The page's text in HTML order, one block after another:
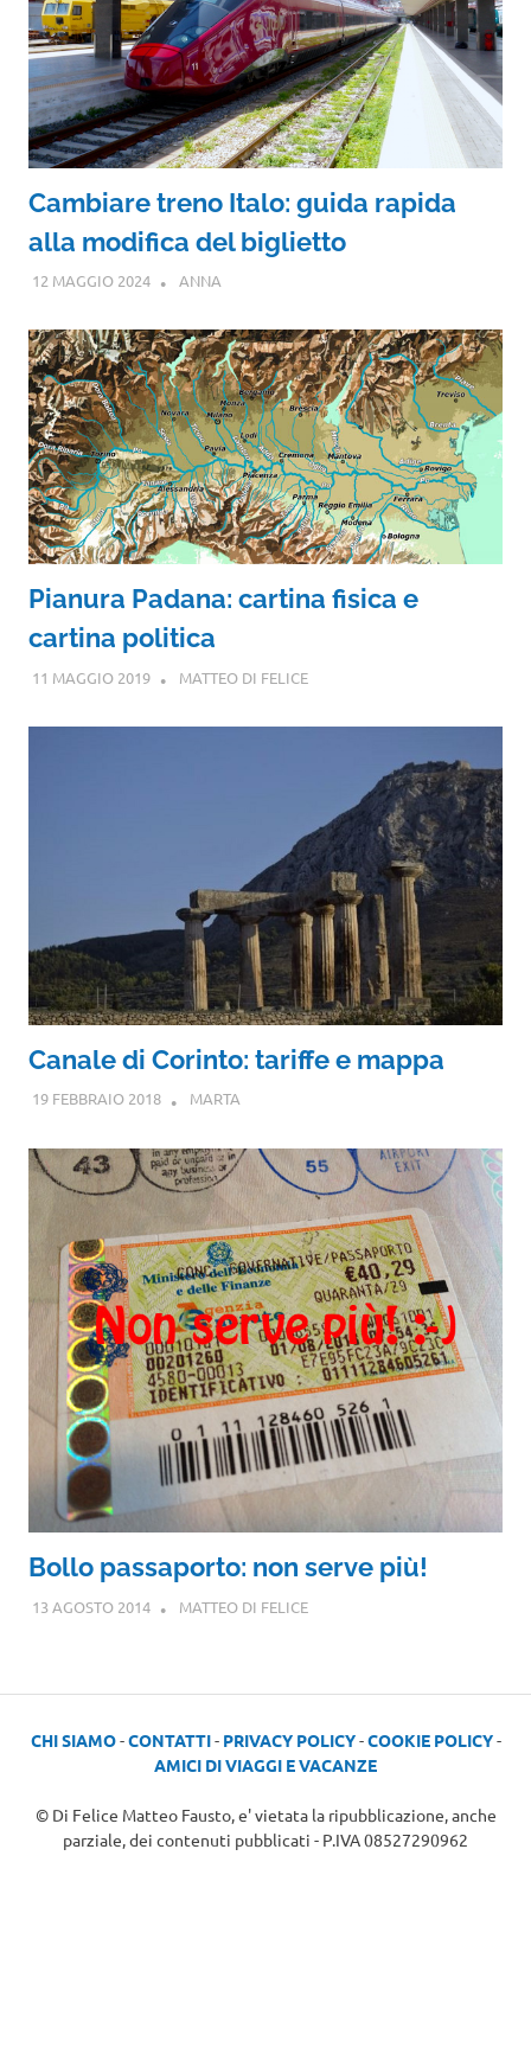
Cambiare treno Italo: guida rapida
alla modifica del biglietto
12 MAGGIO 2024 ANNA
Pianura Padana: cartina fisica e
cartina politica
11 MAGGIO 2019 MATTEO DI FELICE
Canale di Corinto: tariffe e mappa
19 FEBBRAIO 2018 MARTA
Bollo passaporto: non serve più!
13 AGOSTO 2014 MATTEO DI FELICE
CHI SIAMO-CONTATTI- PRIVACY POLICY-COOKIE POLICY-
AMICI DI VIAGGI E VACANZE
© Di Felice Matteo Fausto, e' vietata la ripubblicazione, anche
parziale, dei contenuti pubblicati - P.IVA 08527290962